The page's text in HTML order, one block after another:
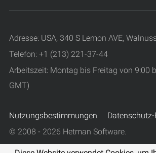
Adresse: USA, 340 S Lemon AVE,
Telefon: +1 (213) 221-37-44
Arbeitszeit: Montag bis Freitag von 9:00
GMT)
Nutzungsbestimmungen
© 2008 - 2026 Hetman Software.
Alle Rechte vorbehalten.